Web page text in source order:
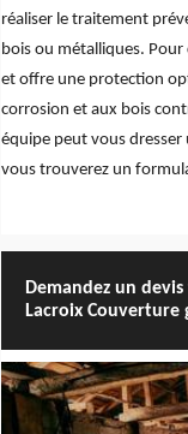
réaliser le traitement
bois ou métalliques. Pour
et offre une protection
corrosion et aux bois
équipe peut vous dresser
vous trouverez un
Demandez un
Lacroix